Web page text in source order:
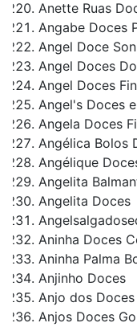
Anette Ruas
Angabe Doces
Angel Doce
Angel Doces
Angel Doces
Angel's Doces
Angela Doces
Angélica Bolos
Angélique
Angelita
Angelita Doces
Aninha Doces
Aninha Palma
Anjinho Doces
Anjo dos Doces
Anjos Doces